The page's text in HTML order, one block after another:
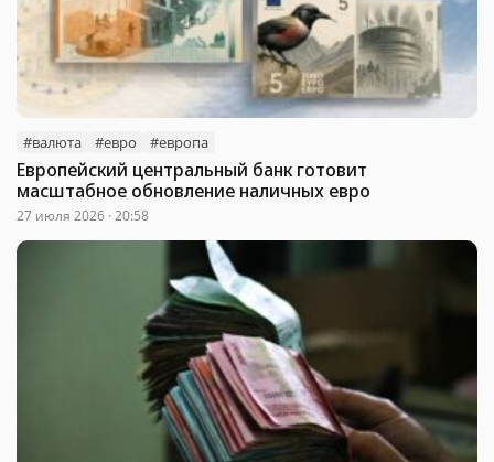
#валюта #евро #европа
Европейский центральный банк готовит
масштабное обновление наличных евро
27 июля 2026 · 20:58